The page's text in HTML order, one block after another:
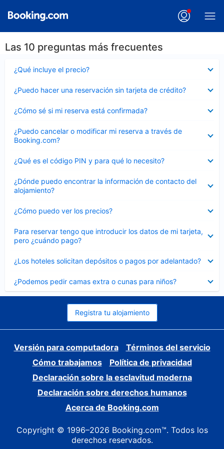
Las 10 preguntas más frecuentes
¿Qué incluye el precio?
cerrado
¿Puedo hacer una reservación sin tarjeta de crédito?
cerrado
¿Cómo sé si mi reserva está confirmada?
cerrado
¿Puedo cancelar o modificar mi reserva a través de
Booking.com?
cerrado
¿Qué es el código PIN y para qué lo necesito?
cerrado
¿Dónde puedo encontrar la información de contacto del
alojamiento?
cerrado
¿Cómo puedo ver los precios?
cerrado
Para reservar tengo que introducir los datos de mi tarjeta,
pero ¿cuándo pago?
cerrado
¿Los hoteles solicitan depósitos o pagos por adelantado?
cerrado
¿Podemos pedir camas extra o cunas para niños?
cerrado
Registra tu alojamiento
Versión para computadora
Términos del servicio
Cómo trabajamos
Política de privacidad
Declaración sobre la esclavitud moderna
Declaración sobre derechos humanos
Acerca de Booking.com
Copyright © 1996–2026 Booking.com™. Todos los
derechos reservados.